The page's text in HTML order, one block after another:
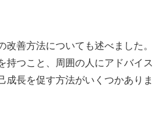
改善方法についても述べました。
持つこと、周囲の人にアドバイス
成長を促す方法がいくつかありま